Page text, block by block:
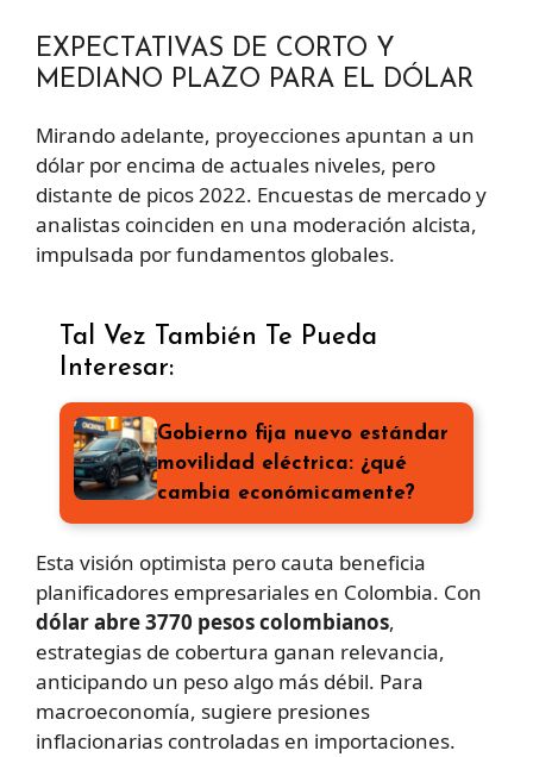
EXPECTATIVAS DE CORTO Y
MEDIANO PLAZO PARA EL DÓLAR
Mirando adelante, proyecciones apuntan a un
dólar por encima de actuales niveles, pero
distante de picos 2022. Encuestas de mercado y
analistas coinciden en una moderación alcista,
impulsada por fundamentos globales.
Tal Vez También Te Pueda
Interesar:
Gobierno fija nuevo estándar
movilidad eléctrica: ¿qué
cambia económicamente?
Esta visión optimista pero cauta beneficia
planificadores empresariales en Colombia. Con
dólar abre 3770 pesos colombianos,
estrategias de cobertura ganan relevancia,
anticipando un peso algo más débil. Para
macroeconomía, sugiere presiones
inflacionarias controladas en importaciones.